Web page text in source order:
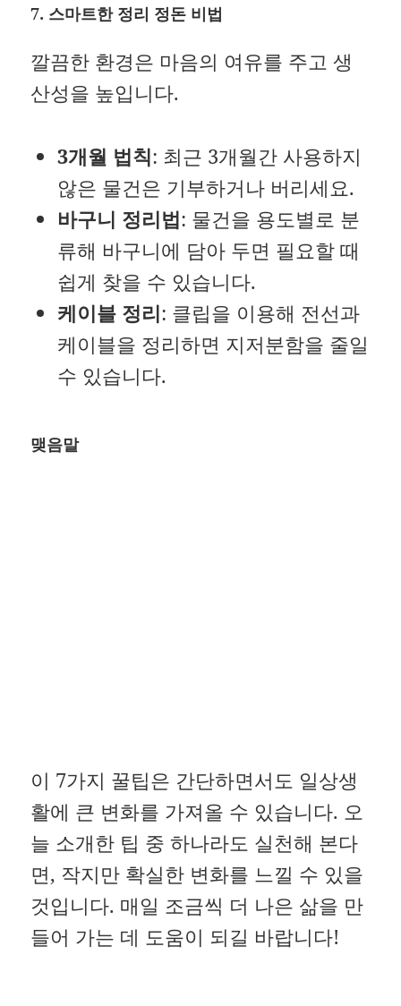
7. 스마트한 정리 정돈 비법
깔끔한 환경은 마음의 여유를 주고 생
산성을 높입니다.
3개월 법칙: 최근 3개월간 사용하지
않은 물건은 기부하거나 버리세요.
바구니 정리법: 물건을 용도별로 분
류해 바구니에 담아 두면 필요할 때
쉽게 찾을 수 있습니다.
케이블 정리: 클립을 이용해 전선과
케이블을 정리하면 지저분함을 줄일
수 있습니다.
맺음말
이 7가지 꿀팁은 간단하면서도 일상생
활에 큰 변화를 가져올 수 있습니다. 오
늘 소개한 팁 중 하나라도 실천해 본다
면, 작지만 확실한 변화를 느낄 수 있을
것입니다. 매일 조금씩 더 나은 삶을 만
들어 가는 데 도움이 되길 바랍니다!